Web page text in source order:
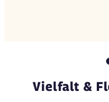
Vielfalt &